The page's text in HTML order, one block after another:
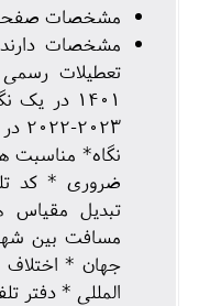
مشخصات
مشخصات
ضروری * کد
تبدیل مقیاس
مسافت بین
جهان *
المللی * دفتر